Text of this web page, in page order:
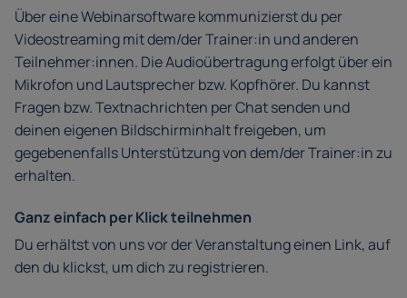
Über eine Webinarsoftware kommunizierst du per
Videostreaming mit dem/der Trainer:in und anderen
Teilnehmer:innen. Die Audioübertragung erfolgt über ein
Mikrofon und Lautsprecher bzw. Kopfhörer. Du kannst
Fragen bzw. Textnachrichten per Chat senden und
deinen eigenen Bildschirminhalt freigeben, um
gegebenenfalls Unterstützung von dem/der Trainer:in zu
erhalten.
Ganz einfach per Klick teilnehmen
Du erhältst von uns vor der Veranstaltung einen Link, auf
den du klickst, um dich zu registrieren.